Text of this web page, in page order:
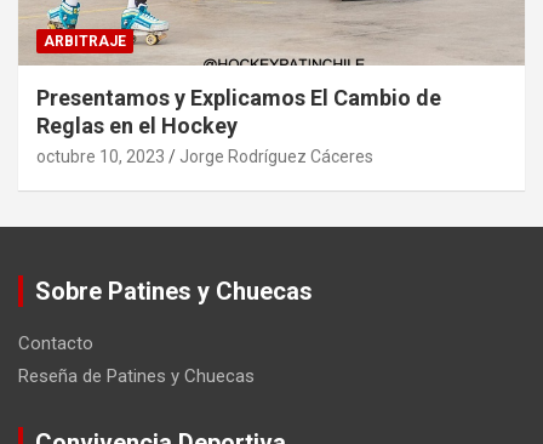
ARBITRAJE
Presentamos y Explicamos El Cambio de
Reglas en el Hockey
octubre 10, 2023 Jorge Rodríguez Cáceres
Sobre Patines y Chuecas
Contacto
Reseña de Patines y Chuecas